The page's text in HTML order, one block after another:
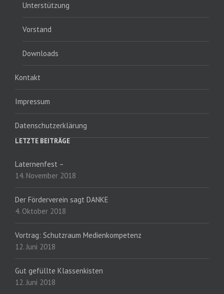
Unterstützung
Vorstand
Downloads
Kontakt
Impressum
Datenschutzerklärung
LETZTE BEITRÄGE
Laternenfest –
14. November 2018
Der Förderverein sagt DANKE
4. Oktober 2018
Vortrag: Schutzraum Medienkompetenz
12. Juni 2018
Gut gefüllte Klassenkisten
12. Juni 2018